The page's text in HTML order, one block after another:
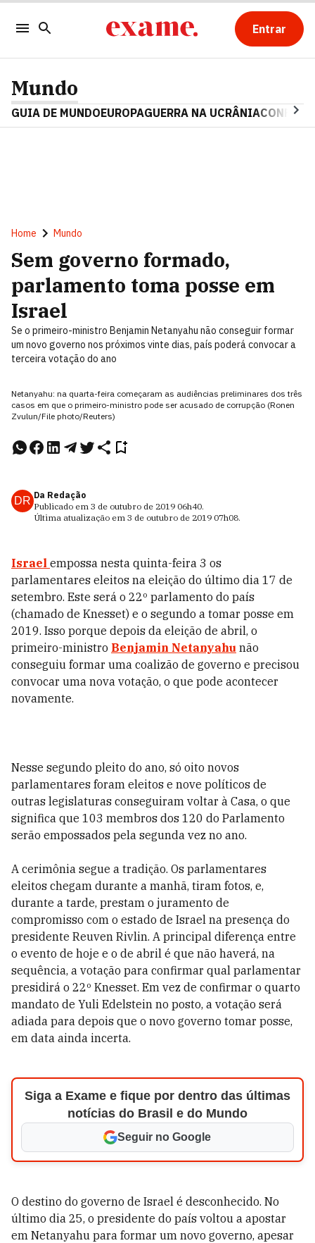
Entrar
Mundo
GUIA DE MUNDOEUROPAGUERRA NA UCRÂNIA
Home Mundo
Sem governo formado,
parlamento toma posse em
Israel
Se o primeiro-ministro Benjamin Netanyahu não conseguir formar
um novo governo nos próximos vinte dias, país poderá convocar a
terceira votação do ano
Netanyahu: na quarta-feira começaram as audiências preliminares dos três
casos em que o primeiro-ministro pode ser acusado de corrupção (Ronen
Zvulun/File photo/Reuters)
DR Da Redação
Publicado em 3 de outubro de 2019 06h40.
Última atualização em 3 de outubro de 2019 07h08.
Israel empossa nesta quinta-feira 3 os
parlamentares eleitos na eleição do último dia 17 de
setembro. Este será o 22º parlamento do país
(chamado de Knesset) e o segundo a tomar posse em
2019. Isso porque depois da eleição de abril, o
primeiro-ministro Benjamin Netanyahu não
conseguiu formar uma coalizão de governo e precisou
convocar uma nova votação, o que pode acontecer
novamente.
Nesse segundo pleito do ano, só oito novos
parlamentares foram eleitos e nove políticos de
outras legislaturas conseguiram voltar à Casa, o que
significa que 103 membros dos 120 do Parlamento
serão empossados pela segunda vez no ano.
A cerimônia segue a tradição. Os parlamentares
eleitos chegam durante a manhã, tiram fotos, e,
durante a tarde, prestam o juramento de
compromisso com o estado de Israel na presença do
presidente Reuven Rivlin. A principal diferença entre
o evento de hoje e o de abril é que não haverá, na
sequência, a votação para confirmar qual parlamentar
presidirá o 22º Knesset. Em vez de confirmar o quarto
mandato de Yuli Edelstein no posto, a votação será
adiada para depois que o novo governo tomar posse,
em data ainda incerta.
Siga a Exame e fique por dentro das últimas
notícias do Brasil e do Mundo
Seguir no Google
O destino do governo de Israel é desconhecido. No
último dia 25, o presidente do país voltou a apostar
em Netanyahu para formar um novo governo, apesar